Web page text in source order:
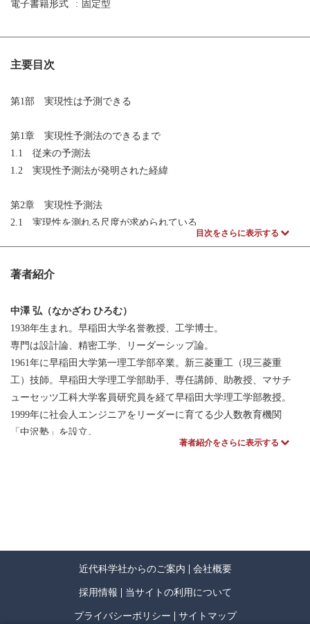
電子書籍形式
固定型
主要目次
第1部 実現性は予測できる
第1章 実現性予測法のできるまで
1.1 従来の予測法
1.2 実現性予測法が発明された経緯
第2章 実現性予測法
2.1 実現性を測れる尺度が求められている
2.4 機能的要求とデザインレンジ
2.6 コモンレンジ係数
2.7 実現性予測法
2.8 パラメーターの種類とシステムレンジ
2.9 感性評価を組み合わせた実現性予測法
2.10 システム実現確率
2.11 付録：正規分布表
第2部 最強の製品開発ツール
3.5 入出力の関数関係を実現したい場合
3.6 パラメーターの選び方
3.7 デザインナビの特長
目次をさらに表示する
著者紹介
中澤 弘（なかざわ ひろむ）
1938年生まれ。早稲田大学名誉教授、工学博士。
専門は設計論、精密工学、リーダーシップ論。
1961年に早稲田大学第一理工学部卒業。新三菱重工（現三菱重
工）技師。早稲田大学理工学部助手、専任講師、助教授、マサチ
ューセッツ工科大学客員研究員を経て早稲田大学理工学部教授。
1999年に社会人エンジニアをリーダーに育てる少人数教育機関
「中沢塾」を設立。
2001年に早稲田大学を早期退職して中沢塾に専念。
受賞歴：精密工学会「蓮沼記念賞」、日本機械学会「設計工学・
システム部門業績賞」。
著者紹介をさらに表示する
近代科学社からのご案内 会社概要
採用情報 当サイトの利用について
プライバシーポリシー サイトマップ